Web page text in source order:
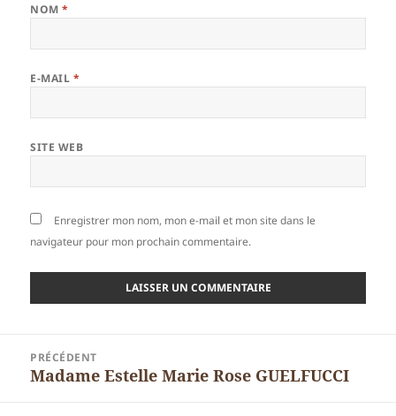
NOM*
E-MAIL *
SITE WEB
Enregistrer mon nom, mon e-mail et mon site dans le
navigateur pour mon prochain commentaire.
l’article
PRÉCÉDENT
Article
Madame Estelle Marie Rose GUELFUCCI